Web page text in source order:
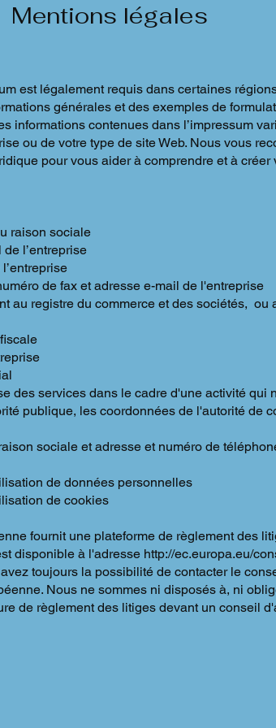
Mentions légales
est légalement requis dans certaines
générales et des exemples de
informations contenues dans l’impressum
ou de votre type de site Web. Nous vous
pour vous aider à comprendre et à créer
raison sociale
l’entreprise
de fax et adresse e-mail de l'entreprise
au registre du commerce et des sociétés, ou
des services dans le cadre d'une activité qui
publique, les coordonnées de l'autorité de
sociale et adresse et numéro de
de données personnelles
de cookies
fournit une plateforme de règlement des
disponible à l'adresse http://ec.europa.eu/
toujours la possibilité de contacter le
Nous ne sommes ni disposés à, ni
de règlement des litiges devant un conseil